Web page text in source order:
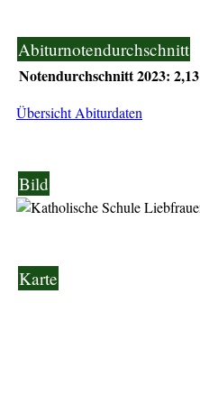
Abiturnotendurchschnitt
Notendurchschnitt 2023: 2,13
Übersicht Abiturdaten
Bild
Karte